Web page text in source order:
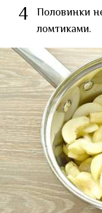
4 Половинки
ломтиками.